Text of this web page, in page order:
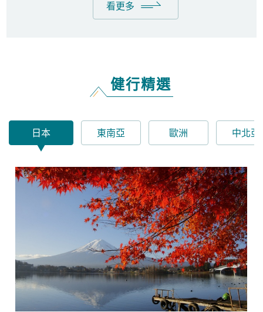
34,500
夏季富士山、冬季富士山(雪地訓練)